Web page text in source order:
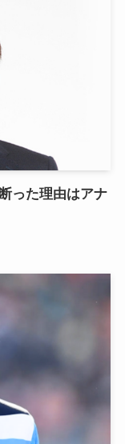
った理由はアナ